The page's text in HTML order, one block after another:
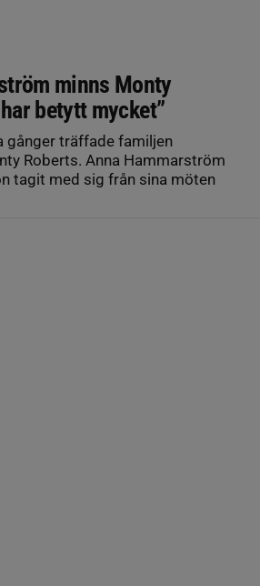
minns Monty
betytt mycket”
gånger träffade familjen
Roberts. Anna Hammarström
tagit med sig från sina möten